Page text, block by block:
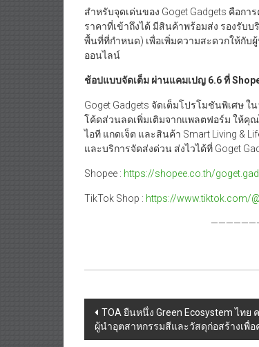
สำหรับจุดเด่นของ Goget Gadgets คือก
ราคาที่เข้าถึงได้ มีสินค้าพร้อมส่ง รองรับ
พื้นที่ที่กำหนด) เพื่อเพิ่มความสะดวกให้กับ
ออนไลน์
ช้อปแบบจัดเต็ม ผ่านแคมเปญ 6.6 ที่
Goget Gadgets จัดเต็มโปรโมชันพิเศษ
โค้ดส่วนลดเพิ่มเติมจากแพลตฟอร์ม ให้คุ
ไอที แกดเจ็ต และสินค้า Smart Living &
และบริการจัดส่งด่วน ส่งไวได้ที่ Goget
Shopee : https://shopee.co.th/
TikTok Shop : https://www.tiktok.com/
Post
navigation
TOA ยืนหนึ่ง Green Ecosystem ไทย
ผู้นำอุตสาหกรรมสีและวัสดุก่อสร้างเพื่อ